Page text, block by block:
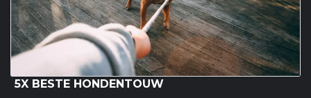
5X BESTE HONDENTOUW